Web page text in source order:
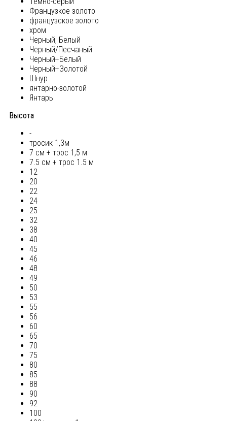
Французкое золото
французское золото
хром
Черный, Белый
Черный/Песчаный
Черный+Белый
Черный+Золотой
Шнур
янтарно-золотой
Янтарь
Высота
-
тросик 1,3м
7 см + трос 1,5 м
7.5 см + трос 1.5 м
12
20
22
24
25
32
38
40
45
46
48
49
50
53
55
56
60
65
70
75
80
85
88
90
92
100